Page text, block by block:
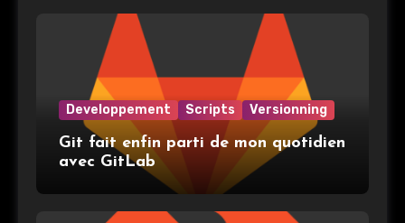
Developpement Scripts Versionning
Git fait enfin parti de mon quotidien
avec GitLab